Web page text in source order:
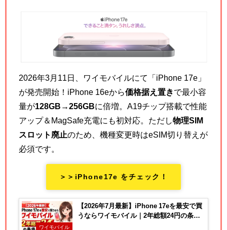
2026年3月11日、ワイモバイルにて「iPhone 17e」
が発売開始！iPhone 16eから価格据え置きで最小容
量が128GB→256GBに倍増。A19チップ搭載で性能
アップ＆MagSafe充電にも初対応。ただし物理SIM
スロット廃止のため、機種変更時はeSIM切り替えが
必須です。
＞＞iPhone17e をチェック！
ワイモバイル
【2026年7月最新】iPhone 17eを最安で買
うならワイモバイル｜2年総額24円の条件